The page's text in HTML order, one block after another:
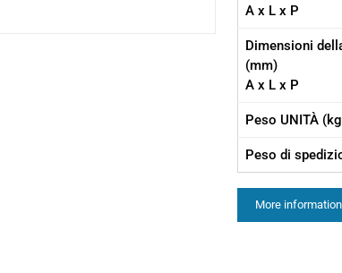
A x L x P
Dimensioni
(mm)
A x L x P
Peso UNITÀ
Peso di
More